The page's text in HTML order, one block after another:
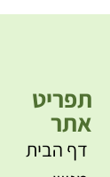
תפריט
אתר
דף הבית